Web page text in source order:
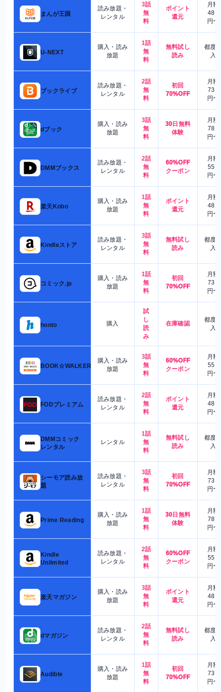
まんが王国
読み放題・
レンタル
3話
無
料
ポイント
還元
月額
480
円〜
U-NEXT
購入・読み
放題
1話
無
料
無料試し
読み
都度
入
ブックライブ
読み放題・
レンタル
2話
無
料
初回
70%OFF
月額
730
円〜
dブック
購入・読み
放題
3話
無
料
30日無料
体験
月額
780
円〜
DMMブックス
読み放題・
レンタル
2話
無
料
60%OFF
クーポン
月額
550
円〜
楽天Kobo
購入・読み
放題
1話
無
料
ポイント
還元
月額
480
円〜
Kindleストア
読み放題・
レンタル
3話
無
料
無料試し
読み
都度
入
コミック.jp
購入・読み
放題
1話
無
料
初回
70%OFF
月額
730
円〜
honto 購入
試
し
読
み
在庫確認
都度
入
BOOK☆WALKER
購入・読み
放題
3話
無
料
60%OFF
クーポン
月額
550
円〜
FODプレミアム
読み放題・
レンタル
2話
無
料
ポイント
還元
月額
480
円〜
DMMコミック
レンタル
レンタル
1話
無
料
無料試し
読み
都度
入
シーモア読み放
題
読み放題・
レンタル
3話
無
料
初回
70%OFF
月額
730
円〜
Prime Reading
購入・読み
放題
1話
無
料
30日無料
体験
月額
780
円〜
Kindle
Unlimited
読み放題・
レンタル
2話
無
料
60%OFF
クーポン
月額
550
円〜
楽天マガジン
購入・読み
放題
3話
無
料
ポイント
還元
月額
480
円〜
dマガジン
読み放題・
レンタル
2話
無
料
無料試し
読み
都度
入
Audible
購入・読み
放題
1話
無
料
初回
70%OFF
月額
730
円〜